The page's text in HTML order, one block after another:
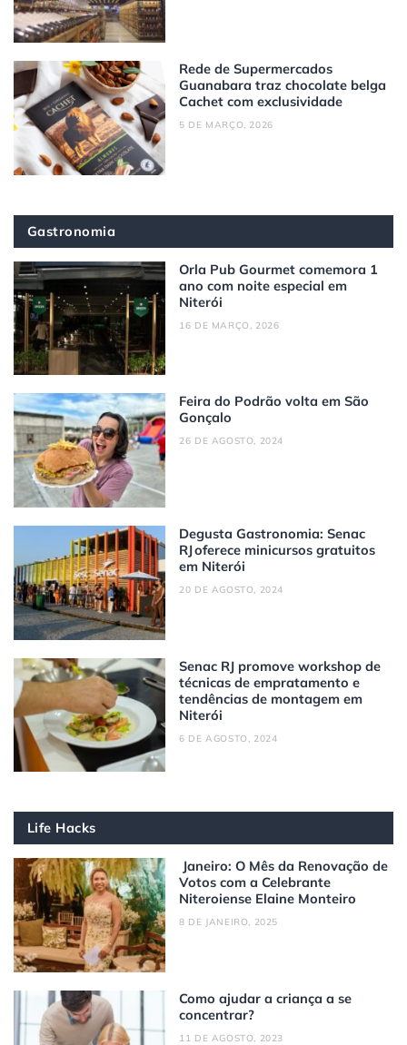
Rede de Supermercados
Guanabara traz chocolate belga
Cachet com exclusividade
5 DE MARÇO, 2026
Gastronomia
Orla Pub Gourmet comemora 1
ano com noite especial em
Niterói
16 DE MARÇO, 2026
Feira do Podrão volta em São
Gonçalo
26 DE AGOSTO, 2024
Degusta Gastronomia: Senac
RJ oferece minicursos gratuitos
em Niterói
20 DE AGOSTO, 2024
Senac RJ promove workshop de
técnicas de empratamento e
tendências de montagem em
Niterói
6 DE AGOSTO, 2024
Life Hacks
Janeiro: O Mês da Renovação de
Votos com a Celebrante
Niteroiense Elaine Monteiro
8 DE JANEIRO, 2025
Como ajudar a criança a se
concentrar?
11 DE AGOSTO, 2023